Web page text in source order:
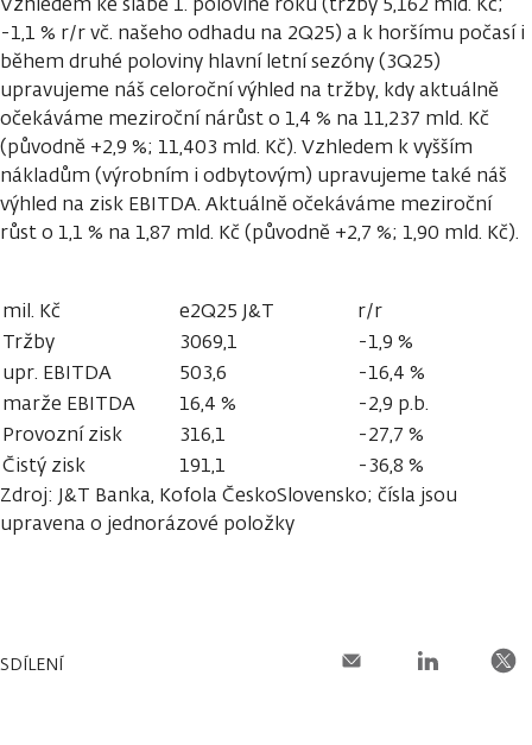
-1,1 % r/r vč. našeho odhadu na 2Q25) a k horšímu počasí i
během druhé poloviny hlavní letní sezóny (3Q25)
upravujeme náš celoroční výhled na tržby, kdy aktuálně
očekáváme meziroční nárůst o 1,4 % na 11,237 mld. Kč
(původně +2,9 %; 11,403 mld. Kč). Vzhledem k vyšším
nákladům (výrobním i odbytovým) upravujeme také náš
výhled na zisk EBITDA. Aktuálně očekáváme meziroční
růst o 1,1 % na 1,87 mld. Kč (původně +2,7 %; 1,90 mld. Kč).
mil. Kč e2Q25 J&T
r/r
Tržby
3069,1
-1,9 %
upr. EBITDA
503,6
-16,4 %
marže EBITDA
16,4 %
-2,9 p.b.
Provozní zisk
316,1
-27,7 %
Čistý zisk
191,1
-36,8 %
Zdroj: J&T Banka, Kofola ČeskoSlovensko; čísla jsou
upravena o jednorázové položky
SDÍLENÍ